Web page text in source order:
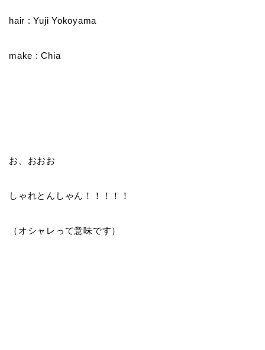
hair : Yuji Yokoyama
make : Chia
お、おおお
しゃれとんしゃん！！！！！
（オシャレって意味です）